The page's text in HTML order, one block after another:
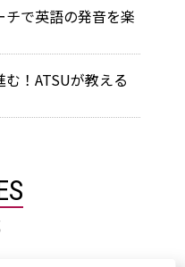
で英語の発音を楽
！ATSUが教える